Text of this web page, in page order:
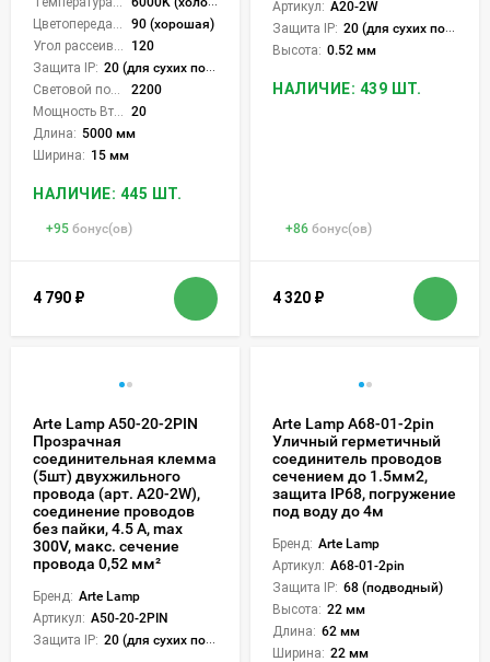
90 (хорошая)
120
Защита IP: 20 (для сухих пом.)
2200
20
Длина: 5000 мм
Ширина: 15 мм
НАЛИЧИЕ: 445 ШТ.
+95 бонус(ов)
4 790 ₽
Артикул: A20-2W
Защита IP: 20 (для сухих пом.)
Высота: 0.52 мм
НАЛИЧИЕ: 439 ШТ.
+86 бонус(ов)
4 320 ₽
Arte Lamp A50-20-2PIN
Прозрачная
соединительная клемма
(5шт) двухжильного
провода (арт. A20-2W),
соединение проводов
без пайки, 4.5 А, max
300V, макс. сечение
провода 0,52 мм²
Бренд: Arte Lamp
Артикул: A50-20-2PIN
Защита IP: 20 (для сухих пом.)
Arte Lamp A68-01-2pin
Уличный герметичный
соединитель проводов
сечением до 1.5мм2,
защита IP68, погружение
под воду до 4м
Бренд: Arte Lamp
Артикул: A68-01-2pin
Защита IP: 68 (подводный)
Высота: 22 мм
Длина: 62 мм
Ширина: 22 мм